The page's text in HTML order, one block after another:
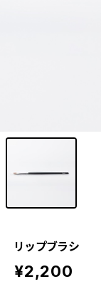
リップブラシ
¥2,200